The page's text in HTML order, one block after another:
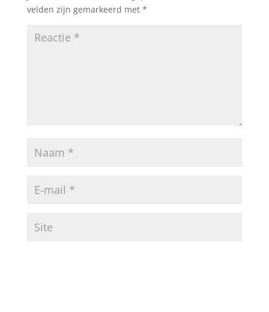
velden zijn gemarkeerd met *